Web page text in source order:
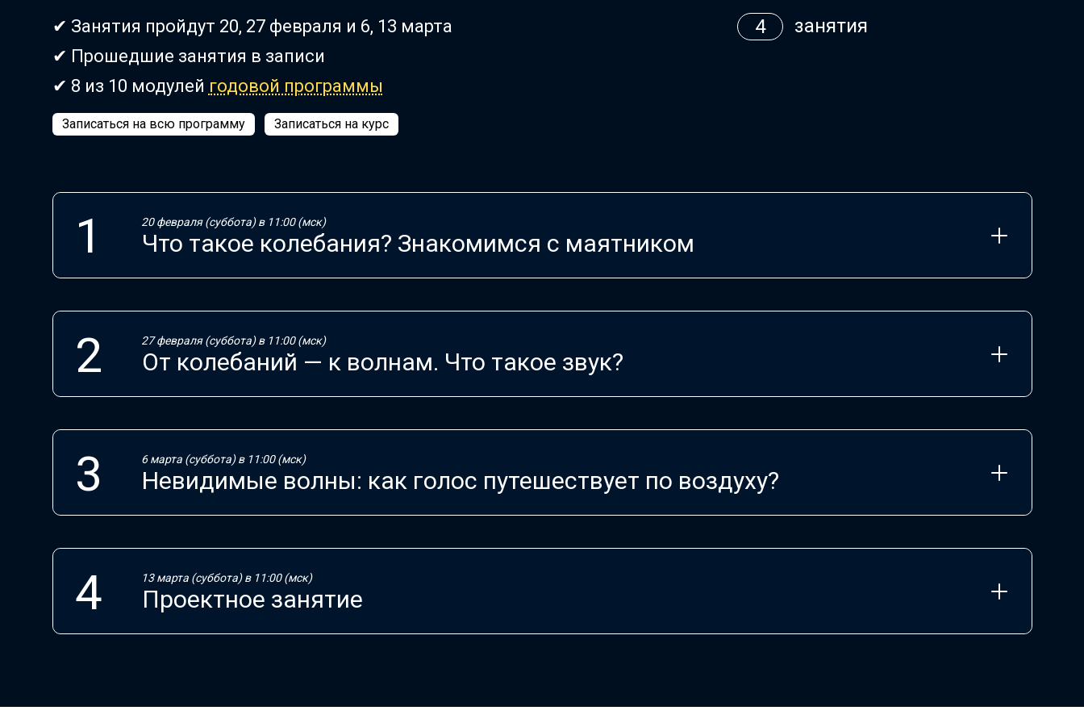
✔ Занятия пройдут 20, 27 февраля и 6, 13 марта
✔ Прошедшие занятия в записи
✔ 8 из 10 модулей годовой программы
Записаться на всю программу Записаться на курс
4 занятия
20 февраля (суббота) в 11:00 (мск)
Что такое колебания? Знакомимся с маятником
27 февраля (суббота) в 11:00 (мск)
От колебаний — к волнам. Что такое звук?
6 марта (суббота) в 11:00 (мск)
Невидимые волны: как голос путешествует по воздуху?
13 марта (суббота) в 11:00 (мск)
Проектное занятие